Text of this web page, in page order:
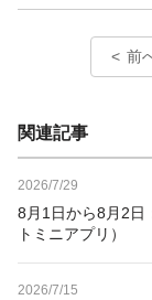
前
関連記事
2026/7/29
8月1日から8月2日
トミニアプリ）
2026/7/15